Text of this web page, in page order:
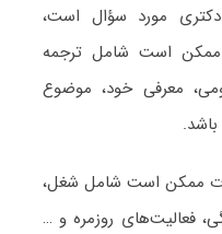
مورد سؤال است،
ممکن است شامل ترجمه
معرفی خود، موضوع
ممکن است شامل شغل،
فعالیت‌های روزمره و …